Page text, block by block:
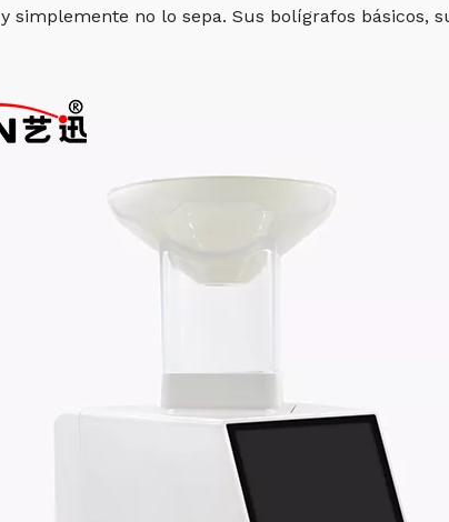
simplemente no lo sepa. Sus bolígrafos